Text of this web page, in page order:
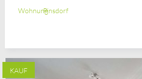
WohnungPinsdorf
KAUF